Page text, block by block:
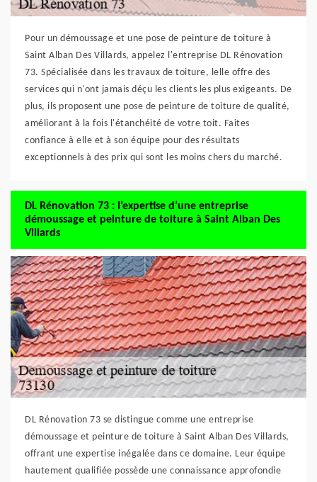
Pour un démoussage et une pose de peinture de toiture à
Saint Alban Des Villards, appelez l'entreprise DL Rénovation
73. Spécialisée dans les travaux de toiture, lelle offre des
services qui n'ont jamais déçu les clients les plus exigeants. De
plus, ils proposent une pose de peinture de toiture de qualité,
améliorant à la fois l'étanchéité de votre toit. Faites
confiance à elle et à son équipe pour des résultats
exceptionnels à des prix qui sont les moins chers du marché.
DL Rénovation 73 : l’expertise d’une entreprise
démoussage et peinture de toiture à Saint Alban Des
Villards
DL Rénovation 73 se distingue comme une entreprise
démoussage et peinture de toiture à Saint Alban Des Villards,
offrant une expertise inégalée dans ce domaine. Leur équipe
hautement qualifiée possède une connaissance approfondie